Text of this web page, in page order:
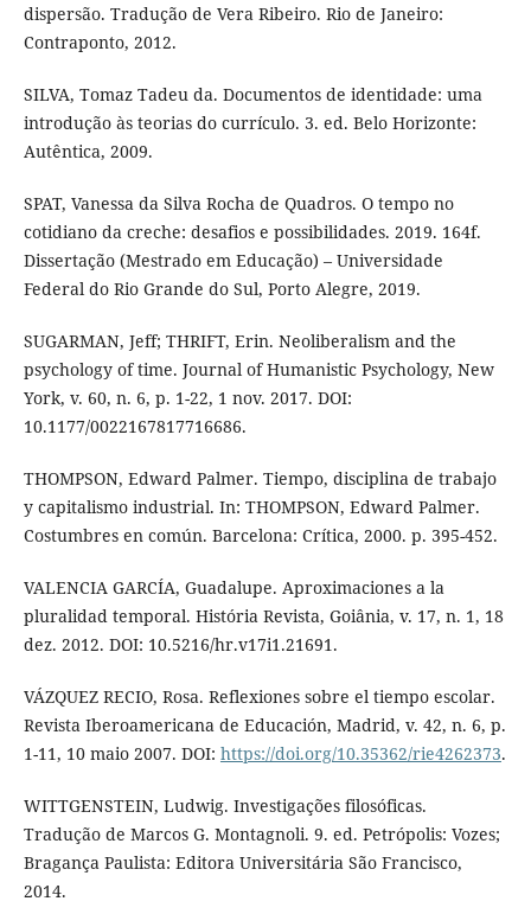
dispersão. Tradução de Vera Ribeiro. Rio de Janeiro:
Contraponto, 2012.
SILVA, Tomaz Tadeu da. Documentos de identidade: uma
introdução às teorias do currículo. 3. ed. Belo Horizonte:
Autêntica, 2009.
SPAT, Vanessa da Silva Rocha de Quadros. O tempo no
cotidiano da creche: desafios e possibilidades. 2019. 164f.
Dissertação (Mestrado em Educação) – Universidade
Federal do Rio Grande do Sul, Porto Alegre, 2019.
SUGARMAN, Jeff; THRIFT, Erin. Neoliberalism and the
psychology of time. Journal of Humanistic Psychology, New
York, v. 60, n. 6, p. 1-22, 1 nov. 2017. DOI:
10.1177/0022167817716686.
THOMPSON, Edward Palmer. Tiempo, disciplina de trabajo
y capitalismo industrial. In: THOMPSON, Edward Palmer.
Costumbres en común. Barcelona: Crítica, 2000. p. 395-452.
VALENCIA GARCÍA, Guadalupe. Aproximaciones a la
pluralidad temporal. História Revista, Goiânia, v. 17, n. 1, 18
dez. 2012. DOI: 10.5216/hr.v17i1.21691.
VÁZQUEZ RECIO, Rosa. Reflexiones sobre el tiempo escolar.
Revista Iberoamericana de Educación, Madrid, v. 42, n. 6, p.
1-11, 10 maio 2007. DOI: https://doi.org/10.35362/rie4262373.
WITTGENSTEIN, Ludwig. Investigações filosóficas.
Tradução de Marcos G. Montagnoli. 9. ed. Petrópolis: Vozes;
Bragança Paulista: Editora Universitária São Francisco,
2014.